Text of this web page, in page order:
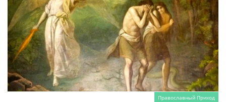
Православный Приход